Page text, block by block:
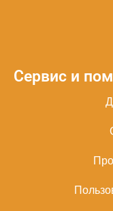
Сервис и